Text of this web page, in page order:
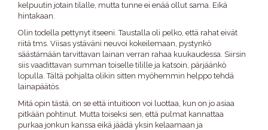
kelpuutin jotain tilalle, mutta tunne ei enää ollut sama. Eikä
hintakaan.
Olin todella pettynyt itseeni. Taustalla oli pelko, että rahat eivät
riitä tms. Viisas ystäväni neuvoi kokeilemaan, pystynkö
säästämään tarvittavan lainan verran rahaa kuukaudessa. Siirsin
siis vaadittavan summan toiselle tilille ja katsoin, pärjäänkö
lopulla. Tältä pohjalta olikin sitten myöhemmin helppo tehdä
lainapäätös.
Mitä opin tästä, on se että intuitioon voi luottaa, kun on jo asiaa
pitkään pohtinut. Mutta toiseksi sen, että pulmat kannattaa
purkaa jonkun kanssa eikä jäädä yksin kelaamaan ja